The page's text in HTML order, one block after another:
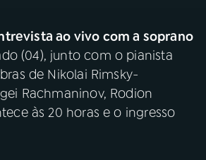
ao vivo com a soprano
(04), junto com o pianista
de Nikolai Rimsky-
Rachmaninov, Rodion
às 20 horas e o ingresso